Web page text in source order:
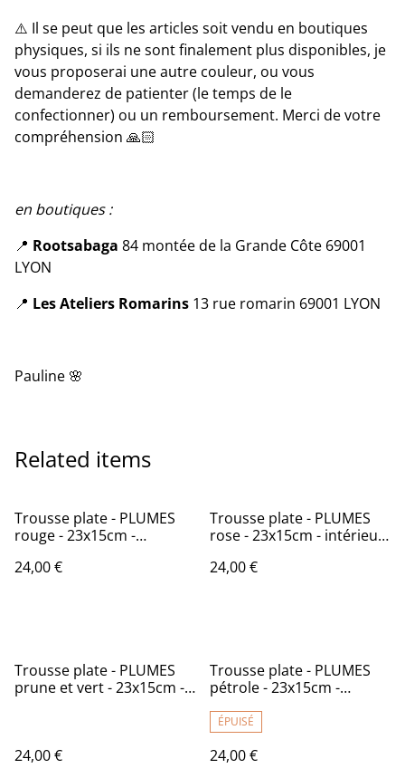
⚠️ Il se peut que les articles soit vendu en boutiques
physiques, si ils ne sont finalement plus disponibles, je
vous proposerai une autre couleur, ou vous
demanderez de patienter (le temps de le
confectionner) ou un remboursement. Merci de votre
compréhension 🙏🏻
en boutiques :
📍 Rootsabaga 84 montée de la Grande Côte 69001
LYON
📍 Les Ateliers Romarins 13 rue romarin 69001 LYON
Pauline 🌸
Related items
Trousse plate - PLUMES
rouge - 23x15cm -
24,00 €
Trousse plate - PLUMES
rose - 23x15cm - intérieur
24,00 €
Trousse plate - PLUMES
prune et vert - 23x15cm -
24,00 €
Trousse plate - PLUMES
pétrole - 23x15cm -
ÉPUISÉ
24,00 €